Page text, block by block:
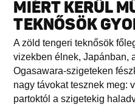
MIÉRT KERÜL
TEKNŐSÖK
A zöld tengeri teknősök
vizekben élnek, Japánban,
Ogasawara-szigeteken
nagy távokat tesznek meg:
partoktól a szigetekig